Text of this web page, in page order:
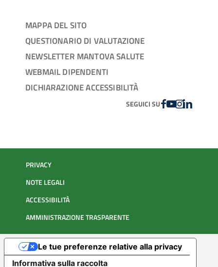
MAPPA DEL SITO
QUESTIONARIO DI VALUTAZIONE
NEWSLETTER MANTOVA SALUTE
WEBMAIL DIPENDENTI
DICHIARAZIONE ACCESSIBILITÀ
SEGUICI SUFACEBOOK
YOUTUBE
INSTAGRAM
LINKEDIN
PRIVACY
NOTE LEGALI
ACCESSIBILITÀ
AMMINISTRAZIONE TRASPARENTE
Informativa sulla raccolta
Le tue preferenze relative alla privacy